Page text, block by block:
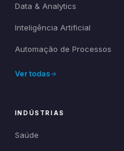
Data & Analytics
Inteligência Artificial
Automação de Processos
Ver todas
INDÚSTRIAS
Saúde